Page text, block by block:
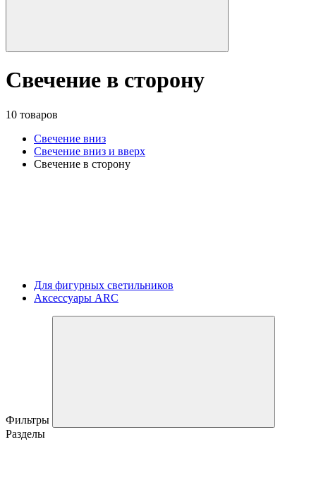
Свечение в сторону
10 товаров
Свечение вниз
Свечение вниз и вверх
Свечение в сторону
Для фигурных светильников
Аксессуары ARC
Фильтры
Разделы